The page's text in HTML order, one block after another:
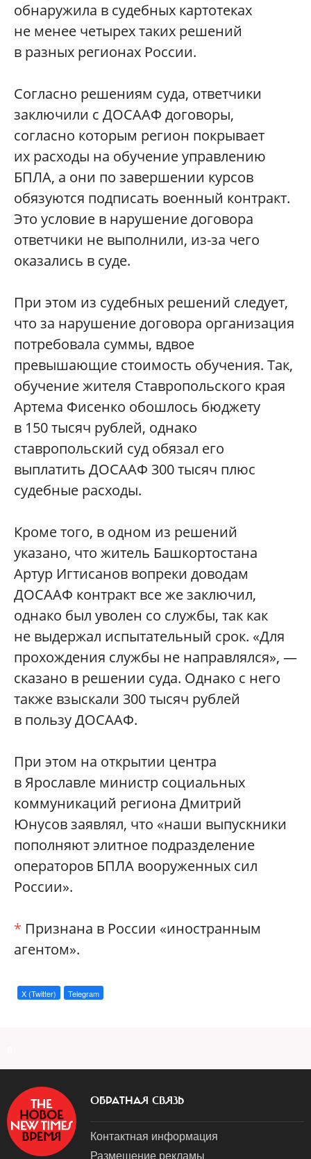
обнаружила в судебных картотеках
не менее четырех таких решений
в разных регионах России.
Согласно решениям суда, ответчики
заключили с ДОСААФ договоры,
согласно которым регион покрывает
их расходы на обучение управлению
БПЛА, а они по завершении курсов
обязуются подписать военный контракт.
Это условие в нарушение договора
ответчики не выполнили, из-за чего
оказались в суде.
При этом из судебных решений следует,
что за нарушение договора организация
потребовала суммы, вдвое
превышающие стоимость обучения. Так,
обучение жителя Ставропольского края
Артема Фисенко обошлось бюджету
в 150 тысяч рублей, однако
ставропольский суд обязал его
выплатить ДОСААФ 300 тысяч плюс
судебные расходы.
Кроме того, в одном из решений
указано, что житель Башкортостана
Артур Игтисанов вопреки доводам
ДОСААФ контракт все же заключил,
однако был уволен со службы, так как
не выдержал испытательный срок. «Для
прохождения службы не направлялся», —
сказано в решении суда. Однако с него
также взыскали 300 тысяч рублей
в пользу ДОСААФ.
При этом на открытии центра
в Ярославле министр социальных
коммуникаций региона Дмитрий
Юнусов заявлял, что «наши выпускники
пополняют элитное подразделение
операторов БПЛА вооруженных сил
России».
* Признана в России «иностранным
агентом».
X (Twitter) Telegram
ОБРАТНАЯ СВЯЗЬ
Контактная информация
Размещение рекламы